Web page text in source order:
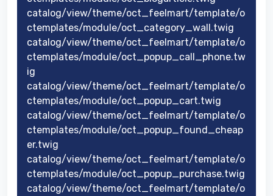
catalog/view/theme/oct_feelmart/template/o
ctemplates/module/oct_category_wall.twig
catalog/view/theme/oct_feelmart/template/o
ctemplates/module/oct_popup_call_phone.tw
ig
catalog/view/theme/oct_feelmart/template/o
ctemplates/module/oct_popup_cart.twig
catalog/view/theme/oct_feelmart/template/o
ctemplates/module/oct_popup_found_cheap
er.twig
catalog/view/theme/oct_feelmart/template/o
ctemplates/module/oct_popup_purchase.twig
catalog/view/theme/oct_feelmart/template/o